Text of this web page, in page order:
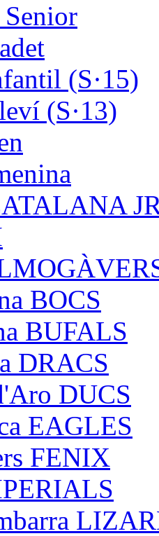
(S·15)
(S·13)
BOCS
BUFALS
DRACS
DUCS
EAGLES
FENIX